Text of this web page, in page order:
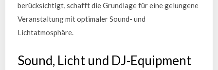
berücksichtigt, schafft die Grundlage für eine gelungene
Veranstaltung mit optimaler Sound- und
Lichtatmosphäre.
Sound, Licht und DJ-Equipment